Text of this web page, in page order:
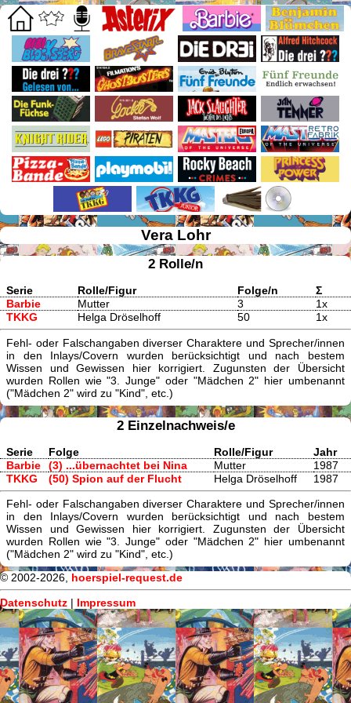
Vera Lohr
2 Rolle/n
Serie Rolle/Figur Folge/n
Σ
Barbie
Mutter 3
1x
TKKG
Helga Dröselhoff 50 1x
Fehl- oder Falschangaben diverser Charaktere und Sprecher/innen
in den Inlays/Covern wurden berücksichtigt und nach bestem
Wissen und Gewissen hier korrigiert. Zugunsten der Übersicht
wurden Rollen wie "3. Junge" oder "Mädchen 2" hier umbenannt
("Mädchen 2" wird zu "Kind", etc.)
2 Einzelnachweis/e
Serie Folge Rolle/Figur
Jahr
Barbie
(3) ...übernachtet bei Nina Mutter
1987
TKKG
(50) Spion auf der Flucht Helga Dröselhoff 1987
Fehl- oder Falschangaben diverser Charaktere und Sprecher/innen
in den Inlays/Covern wurden berücksichtigt und nach bestem
Wissen und Gewissen hier korrigiert. Zugunsten der Übersicht
wurden Rollen wie "3. Junge" oder "Mädchen 2" hier umbenannt
("Mädchen 2" wird zu "Kind", etc.)
© 2002-2026, hoerspiel-request.de
Datenschutz | Impressum